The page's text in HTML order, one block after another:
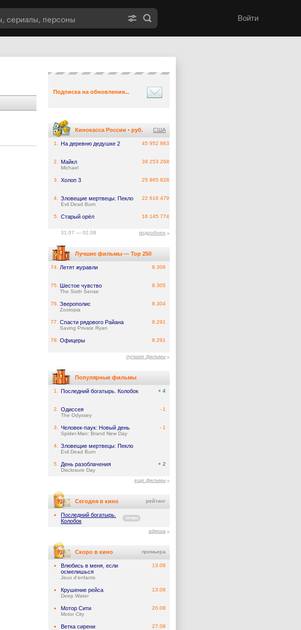
Войти
Подписка на обновления...
Кинокасса России • руб. США
1. На деревню дедушке 2 45 952 863
2. Майкл
Michael
39 253 268
3. Холоп 3 25 965 828
4. Зловещие мертвецы: Пекло
Evil Dead Burn
22 616 479
5. Старый орёл 16 145 774
31.07 — 02.08 подробнее
Лучшие фильмы — Top 250
74. Летят журавли 8.306
75. Шестое чувство
The Sixth Sense
8.305
76. Зверополис
Zootopia
8.304
77. Спасти рядового Райана
Saving Private Ryan
8.291
78. Офицеры 8.291
лучшие фильмы
Популярные фильмы
1. Последний богатырь. Колобок + 4
2. Одиссея
The Odyssey
- 1
3. Человек-паук: Новый день
Spider-Man: Brand New Day
- 1
4. Зловещие мертвецы: Пекло
Evil Dead Burn
5. День разоблачения
Disclosure Day
+ 2
еще фильмы
Сегодня в кино рейтинг
Последний богатырь.
Колобок
ПРОМО
афиша
Скоро в кино премьера
Влюбись в меня, если
осмелишься
Jeux d'enfants
13.08
Крушение рейса
Deep Water
13.08
Мотор Сити
Motor City
20.08
Ветка сирени 27.08